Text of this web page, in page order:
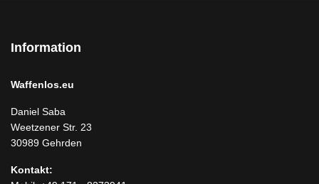
Information
Waffenlos.eu
Daniel Saba
Weetzener Str. 23
30989 Gehrden
Kontakt: